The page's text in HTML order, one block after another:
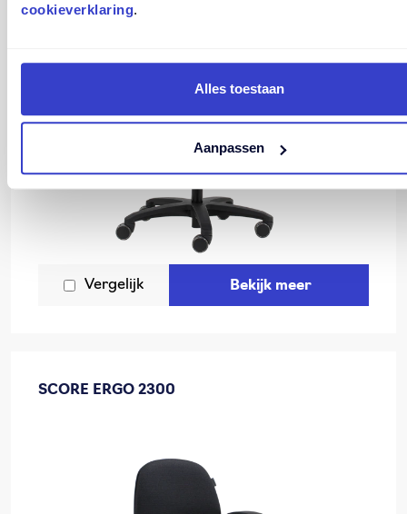
cookieverklaring.
Alles toestaan
Aanpassen
Vergelijk Bekijk meer
SCORE ERGO 2300